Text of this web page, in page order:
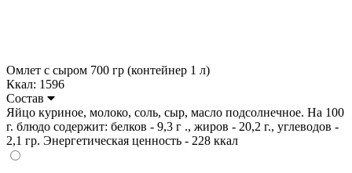
Омлет с сыром 700 гр (контейнер 1 л)
Ккал: 1596
Состав
Яйцо куриное, молоко, соль, сыр, масло подсолнечное. На 100
г. блюдо содержит: белков - 9,3 г ., жиров - 20,2 г., углеводов -
2,1 гр. Энергетическая ценность - 228 ккал